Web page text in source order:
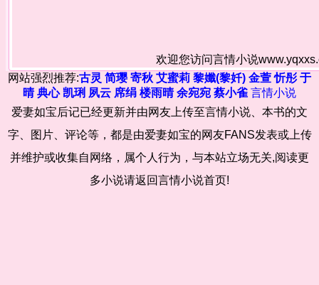
欢迎您访问言情小说
网站强烈推荐:古灵 简璎 寄秋 艾蜜莉 黎孅(黎奷) 金萱 忻彤 于
晴 典心 凯琍 夙云 席绢 楼雨晴 余宛宛 蔡小雀 言情小说
爱妻如宝后记已经更新并由网友上传至言情小说、本书的文
字、图片、评论等，都是由爱妻如宝的网友FANS发表或上传
并维护或收集自网络，属个人行为，与本站立场无关,阅读更
多小说请返回言情小说首页!